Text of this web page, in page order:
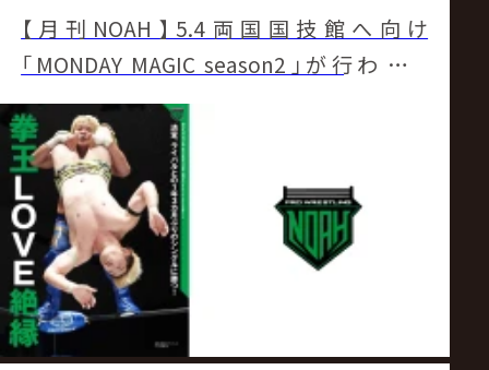
【月刊NOAH】5.4両国国技館へ向け
「MONDAY MAGIC season2」が行われた
NOAHの4月の激闘を振り返る！